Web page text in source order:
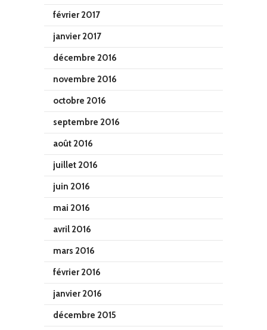
février 2017
janvier 2017
décembre 2016
novembre 2016
octobre 2016
septembre 2016
août 2016
juillet 2016
juin 2016
mai 2016
avril 2016
mars 2016
février 2016
janvier 2016
décembre 2015